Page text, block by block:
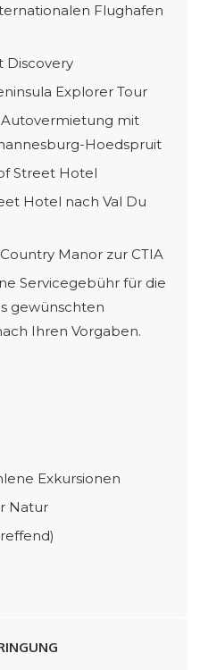
Flughafen
Discovery
Explorer Tour
mit
Hoedspruit
Street Hotel
Hotel nach Val Du
Manor zur CTIA
Servicegebühr für die
gewünschten
Ihren Vorgaben.
Exkursionen
Natur